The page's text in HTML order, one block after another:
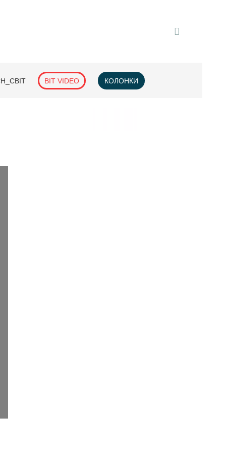
BIT VIDEO КОЛОНКИ